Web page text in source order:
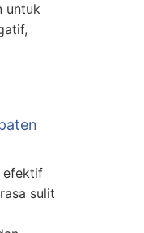
untuk
efektif
sulit